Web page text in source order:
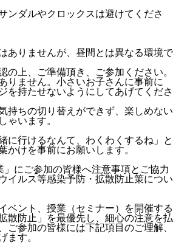
ンダルやクロックスは避けてくださ
ありませんが、昼間とは異なる環境で
の上、ご準備頂き、ご参加ください。
りません。小さいお子さんに事前に
を持たせないようにしてあげてくださ
持ちの切り替えができず、楽しめない
ゃいます。
に行けるなんて、わくわくするね」と
かけを事前にお願いします。
にご参加の皆様へ注意事項とご協力
イルス等感染予防・拡散防止策につい
ベント、授業（セミナー）を開催する
散防止」を最優先し、細心の注意を払
ご参加の皆様には下記項目のご理解、
ます。